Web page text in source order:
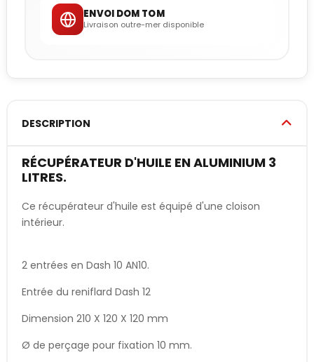
ENVOI DOM TOM
Livraison outre-mer disponible
DESCRIPTION
RÉCUPÉRATEUR D'HUILE EN ALUMINIUM 3
LITRES.
Ce récupérateur d'huile est équipé d'une cloison
intérieur.
2 entrées en Dash 10 AN10.
Entrée du reniflard Dash 12
Dimension 210 X 120 X 120 mm
Ø de perçage pour fixation 10 mm.